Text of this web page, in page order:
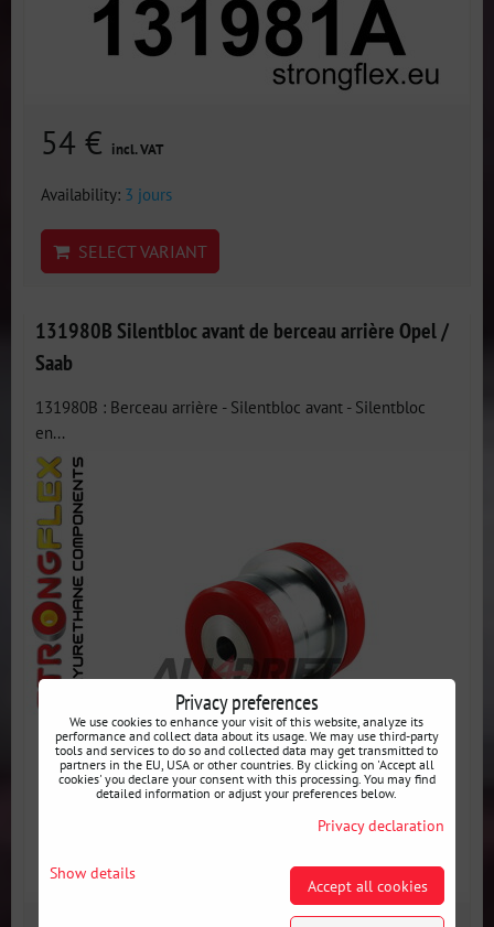
54 € incl. VAT
Availability: 3 jours
SELECT VARIANT
131980B Silentbloc avant de berceau arrière Opel /
Saab
131980B : Berceau arrière - Silentbloc avant - Silentbloc
en...
Privacy preferences
We use cookies to enhance your visit of this website, analyze its
performance and collect data about its usage. We may use third-party
tools and services to do so and collected data may get transmitted to
partners in the EU, USA or other countries. By clicking on 'Accept all
cookies' you declare your consent with this processing. You may find
detailed information or adjust your preferences below.
Privacy declaration
Show details
Accept all cookies